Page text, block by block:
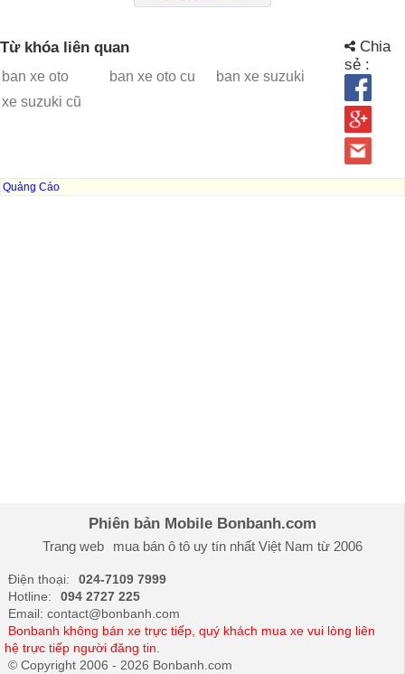
NEW FRONX
GL
Suzuki ALL-
Suzuki ALL-
Suzuki XL7
HYBRID 1-
599.900.000
Suzuki XL7
HYBRID 2-
TONE
Từ khóa liên quan
ban xe oto ban xe oto cu
ban xe suzuki
xe suzuki cũ
Chia
sẻ :
Quảng Cáo
Phiên bản Mobile Bonbanh.com
Trang web mua bán ô tôuy tín nhất Việt Nam từ 2006
Điện thoại:
024-7109 7999
Hotline:
094 2727 225
Email: contact@bonbanh.com
Bonbanh không bán xe trực tiếp, quý khách mua xe vui lòng liên
hệ trực tiếp người đăng tin.
© Copyright 2006 - 2026 Bonbanh.com